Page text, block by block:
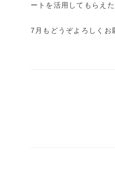
ートを活用してもらえた
7月もどうぞよろしくお